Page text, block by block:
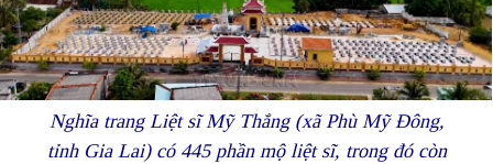
Nghĩa trang Liệt sĩ Mỹ Thắng (xã Phù Mỹ Đông,
tỉnh Gia Lai) có 445 phần mộ liệt sĩ, trong đó còn